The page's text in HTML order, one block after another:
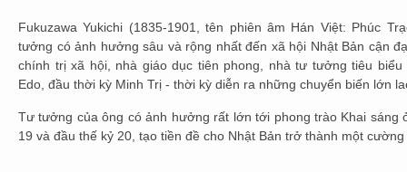
Fukuzawa Yukichi (1835-1901, tên phiên âm Hán Việt: Phúc
tưởng có ảnh hưởng sâu và rộng nhất đến xã hội Nhật Bản cận
chính trị xã hội, nhà giáo dục tiên phong, nhà tư tưởng tiêu
Edo, đầu thời kỳ Minh Trị - thời kỳ diễn ra những chuyển biến lớn
Tư tưởng của ông có ảnh hưởng rất lớn tới phong trào Khai sáng
19 và đầu thế kỷ 20, tạo tiền đề cho Nhật Bản trở thành một